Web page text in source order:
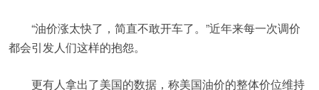
“油价涨太快了，简直不敢开车了。”近年来每一次调价
都会引发人们这样的抱怨。
更有人拿出了美国的数据，称美国油价的整体价位维持